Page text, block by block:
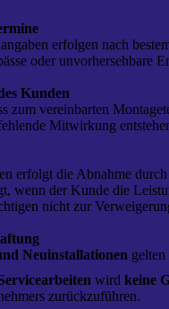
erfolgen nach
oder unvorhersehbare
Kunden
zum vereinbarten
Mitwirkung
erfolgt die Abnahme
wenn der Kunde die
nicht zur
Neuinstallationen
wirdkeine
zurückzuführen.